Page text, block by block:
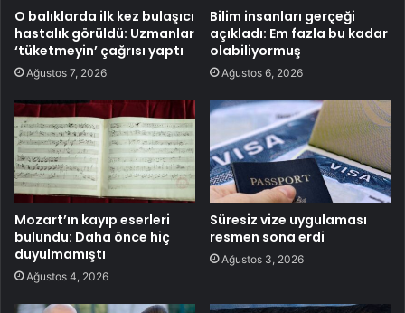
O balıklarda ilk kez bulaşıcı
hastalık görüldü: Uzmanlar
‘tüketmeyin’ çağrısı yaptı
Ağustos 7, 2026
Bilim insanları gerçeği
açıkladı: Em fazla bu kadar
olabiliyormuş
Ağustos 6, 2026
Mozart’ın kayıp eserleri
bulundu: Daha önce hiç
duyulmamıştı
Ağustos 4, 2026
Süresiz vize uygulaması
resmen sona erdi
Ağustos 3, 2026